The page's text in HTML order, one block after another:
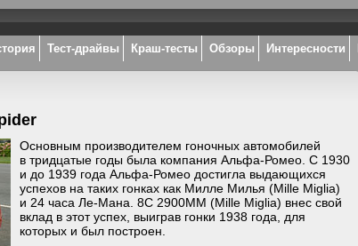
Тест-драйвы Краш-тесты Обзоры Интересности
Основным производителем гоночных автомобилей
в тридцатые годы была компания Альфа-Ромео. С 1930
и до 1939 года Альфа-Ромео достигла выдающихся
успехов на таких гонках как Милле Милья (Mille Miglia)
и 24 часа Ле-Мана. 8C 2900MM (Mille Miglia) внес свой
вклад в этот успех, выиграв гонки 1938 года, для
которых и был построен.